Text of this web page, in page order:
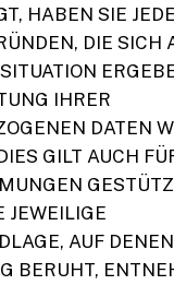
HABEN SIE
DIE SICH
IHRER
DATEN
GILT AUCH
JEWEILIGE
AUF
BERUHT,